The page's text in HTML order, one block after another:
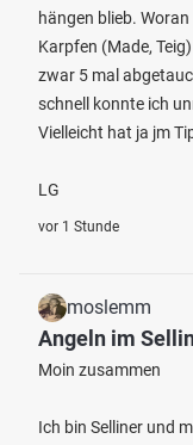
hängen blieb.
Karpfen (Made,
zwar 5 mal
schnell konnte ich
Vielleicht hat ja jm
LG
vor 1 Stunde
moslemm
Angeln im
Moin zusammen
Ich bin Selliner und